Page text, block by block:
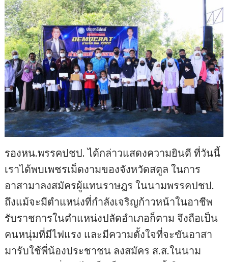
รองหน.พรรคปชป. ได้กล่าวแสดงความยินดี ที่วันนี้
เราได้พบเพชรเม็ดงามของจังหวัดสตูล ในการ
อาสามาลงสมัครผู้แทนราษฎร ในนามพรรคปชป.
ถึงแม้จะมีตำแหน่งที่กำลังเจริญก้าวหน้าในอาชีพ
รับราชการในตำแหน่งปลัดอำเภอก็ตาม จึงถือเป็น
คนหนุ่มที่มีไฟแรง และมีความตั้งใจที่จะขันอาสา
มารับใช้พี่น้องประชาชน ลงสมัคร ส.ส.ในนาม